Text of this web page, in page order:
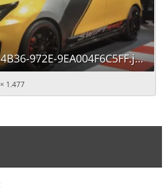
AAE79877-CB51-4B36-972E-9EA004F6C5FF.jpeg
1.477